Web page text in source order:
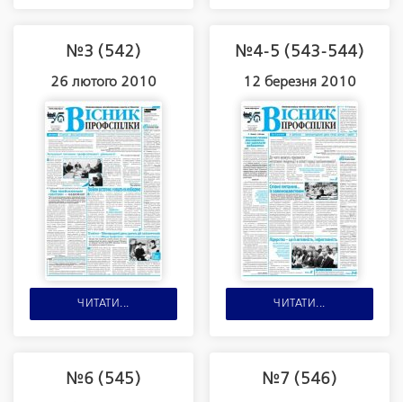
№3 (542)
26 лютого 2010
ЧИТАТИ...
№4-5 (543-544)
12 березня 2010
ЧИТАТИ...
№6 (545) №7 (546)